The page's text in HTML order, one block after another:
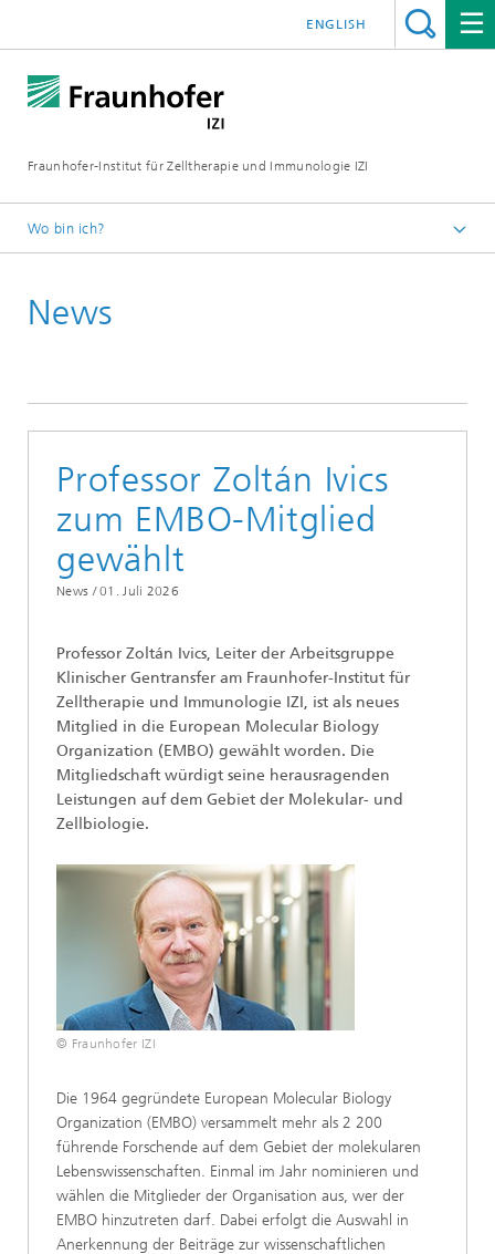
Fraunhofer-Institut für Zelltherapie und Immunologie IZI
ENGLISH
Wo bin ich?
News
Professor Zoltán Ivics
zum EMBO-Mitglied
gewählt
News / 01. Juli 2026
Professor Zoltán Ivics, Leiter der Arbeitsgruppe
Klinischer Gentransfer am Fraunhofer-Institut für
Zelltherapie und Immunologie IZI, ist als neues
Mitglied in die European Molecular Biology
Organization (EMBO) gewählt worden. Die
Mitgliedschaft würdigt seine herausragenden
Leistungen auf dem Gebiet der Molekular- und
Zellbiologie.
© Fraunhofer IZI
Die 1964 gegründete European Molecular Biology
Organization (EMBO) versammelt mehr als 2 200
führende Forschende auf dem Gebiet der molekularen
Lebenswissenschaften. Einmal im Jahr nominieren und
wählen die Mitglieder der Organisation aus, wer der
EMBO hinzutreten darf. Dabei erfolgt die Auswahl in
Anerkennung der Beiträge zur wissenschaftlichen